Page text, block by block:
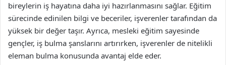
bireylerin iş hayatına daha iyi hazırlanmasını sağlar. Eğitim
sürecinde edinilen bilgi ve beceriler, işverenler tarafından da
yüksek bir değer taşır. Ayrıca, mesleki eğitim sayesinde
gençler, iş bulma şanslarını artırırken, işverenler de nitelikli
eleman bulma konusunda avantaj elde eder.